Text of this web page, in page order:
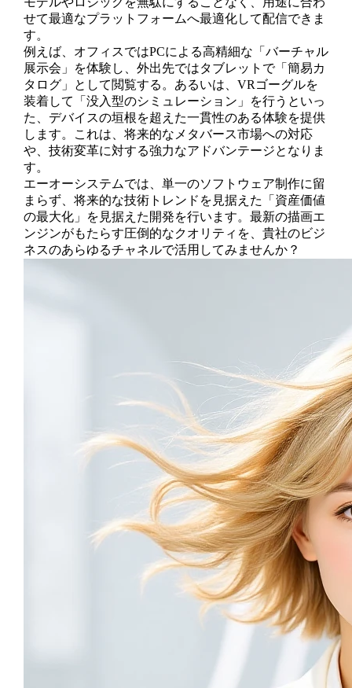
せて最適なプラットフォームへ最適化して配信できま
す。
例えば、オフィスではPCによる高精細な「バーチャル
展示会」を体験し、外出先ではタブレットで「簡易カ
タログ」として閲覧する。あるいは、VRゴーグルを
装着して「没入型のシミュレーション」を行うといっ
た、デバイスの垣根を超えた一貫性のある体験を提供
します。これは、将来的なメタバース市場への対応
や、技術変革に対する強力なアドバンテージとなりま
す。
エーオーシステムでは、単一のソフトウェア制作に留
まらず、将来的な技術トレンドを見据えた「資産価値
の最大化」を見据えた開発を行います。最新の描画エ
ンジンがもたらす圧倒的なクオリティを、貴社のビジ
ネスのあらゆるチャネルで活用してみませんか？